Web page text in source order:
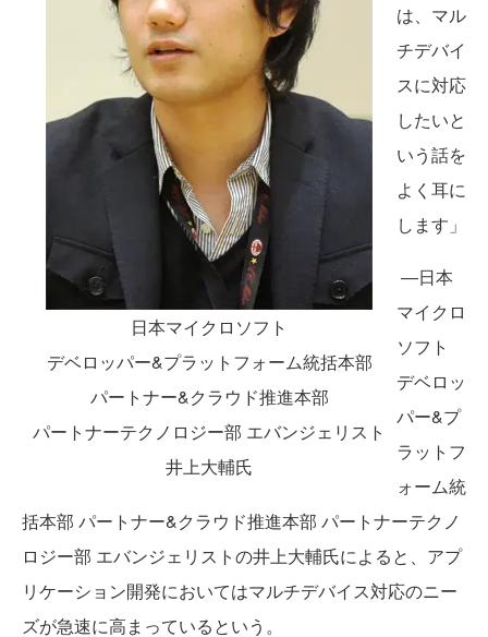
日本マイクロソフト
デベロッパー&プラットフォーム統括本部
パートナー&クラウド推進本部
パートナーテクノロジー部 エバンジェリスト
井上大輔氏
は、マル
チデバイ
スに対応
したいと
いう話を
よく耳に
します」
―日本
マイクロ
ソフト
デベロッ
パー&プ
ラットフ
ォーム統
括本部 パートナー&クラウド推進本部 パートナーテクノ
ロジー部 エバンジェリストの井上大輔氏によると、アプ
リケーション開発においてはマルチデバイス対応のニー
ズが急速に高まっているという。